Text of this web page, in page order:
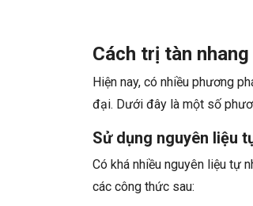
Cách trị tàn
Hiện nay, có nhiều phương
đại. Dưới đây là một số
Sử dụng nguyên liệu
Có khá nhiều nguyên liệu tự
các công thức sau: